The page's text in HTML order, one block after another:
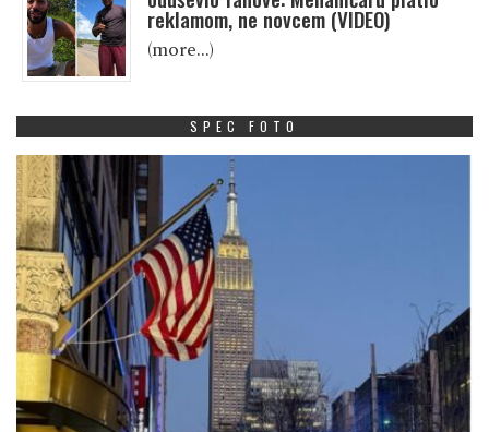
reklamom, ne novcem (VIDEO)
(more…)
SPEC FOTO